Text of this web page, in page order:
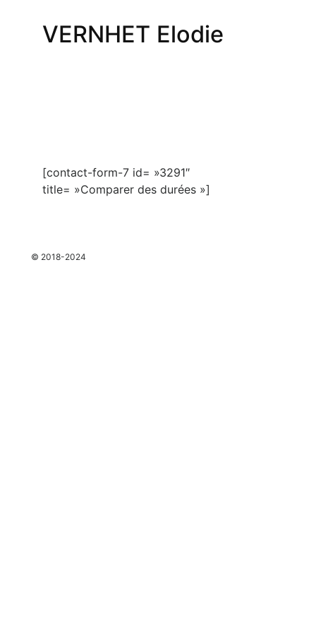
VERNHET Elodie
[contact-form-7 id= »3291″
title= »Comparer des durées »]
© 2018-2024